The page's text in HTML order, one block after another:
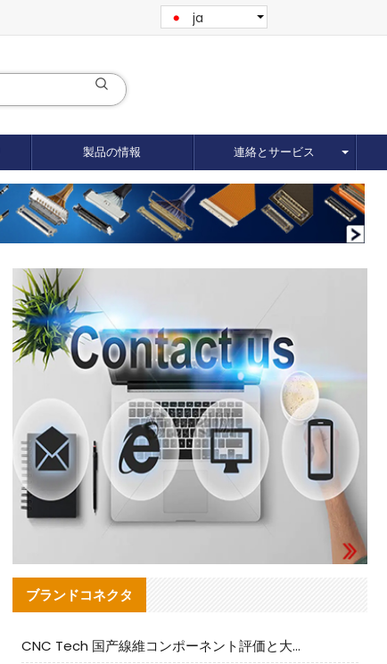
ja
製品の情報 連絡とサービス
ブランドコネクタ
CNC Tech 国产線維コンポーネント評価と大量生産適合ガイド